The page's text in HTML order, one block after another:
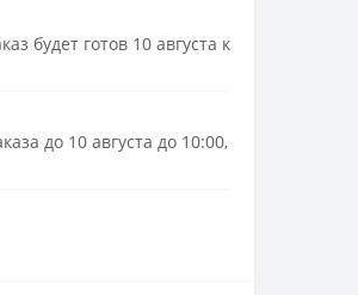
будет готов 10 августа к
до 10 августа до 10:00,